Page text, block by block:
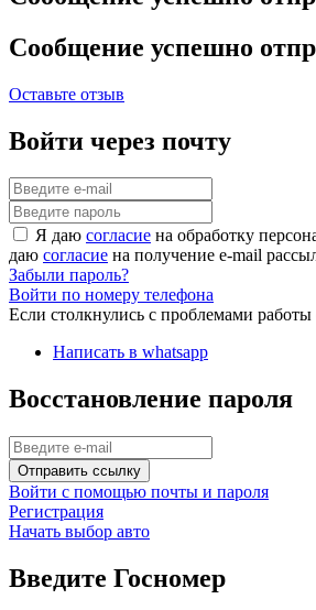
Сообщение успешно
Оставьте отзыв
Войти через почту
Я даю согласие на обработку
даю согласие на получение e-mail
Забыли пароль?
Войти по номеру телефона
Если столкнулись с проблемами
Написать в whatsapp
Восстановление пароля
Отправить ссылку
Войти с помощью почты и пароля
Регистрация
Начать выбор авто
Введите Госномер